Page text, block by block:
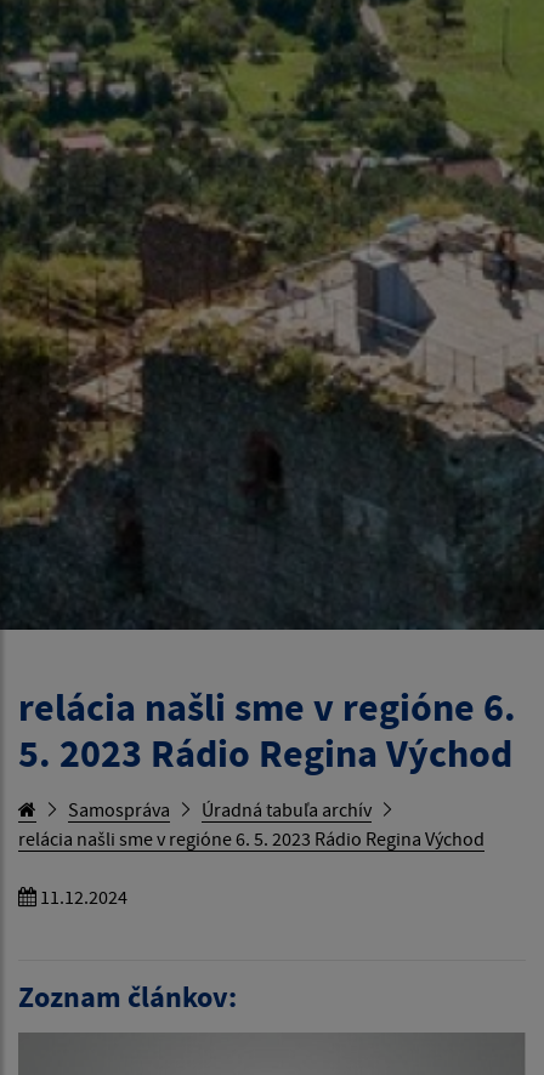
relácia našli sme v regióne 6.
5. 2023 Rádio Regina Východ
Samospráva
Úradná tabuľa archív
relácia našli sme v regióne 6. 5. 2023 Rádio Regina Východ
11.12.2024
Zoznam článkov: